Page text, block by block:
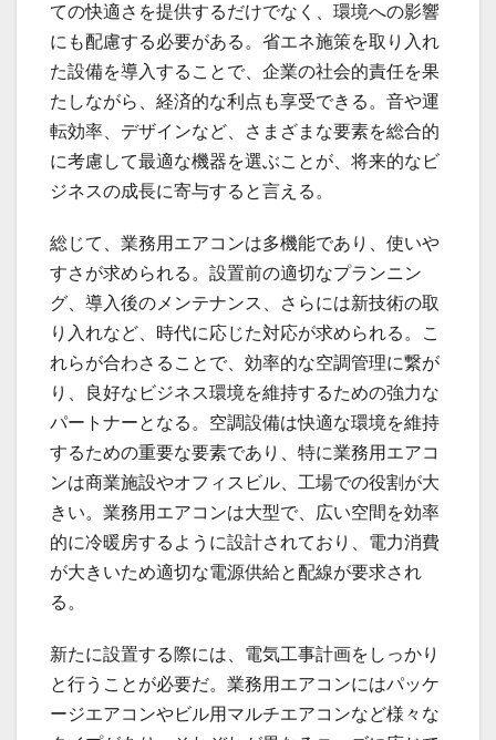
ての快適さを提供するだけでなく、環境への影響
にも配慮する必要がある。省エネ施策を取り入れ
た設備を導入することで、企業の社会的責任を果
たしながら、経済的な利点も享受できる。音や運
転効率、デザインなど、さまざまな要素を総合的
に考慮して最適な機器を選ぶことが、将来的なビ
ジネスの成長に寄与すると言える。
総じて、業務用エアコンは多機能であり、使いや
すさが求められる。設置前の適切なプランニン
グ、導入後のメンテナンス、さらには新技術の取
り入れなど、時代に応じた対応が求められる。こ
れらが合わさることで、効率的な空調管理に繋が
り、良好なビジネス環境を維持するための強力な
パートナーとなる。空調設備は快適な環境を維持
するための重要な要素であり、特に業務用エアコ
ンは商業施設やオフィスビル、工場での役割が大
きい。業務用エアコンは大型で、広い空間を効率
的に冷暖房するように設計されており、電力消費
が大きいため適切な電源供給と配線が要求され
る。
新たに設置する際には、電気工事計画をしっかり
と行うことが必要だ。業務用エアコンにはパッケ
ージエアコンやビル用マルチエアコンなど様々な